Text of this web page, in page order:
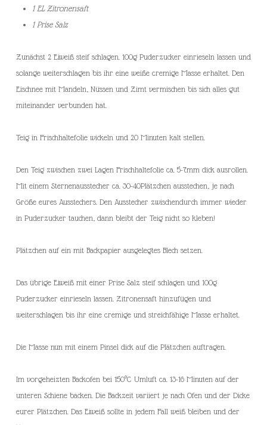
1 EL Zitronensaft
1 Prise Salz
Zunächst 2 Eiweiß steif schlagen. 100g Puderzucker einrieseln lassen und
solange weiterschlagen bis ihr eine weiße cremige Masse erhaltet. Den
Eischnee mit Mandeln, Nüssen und Zimt vermischen bis sich alles gut
miteinander verbunden hat.
Teig in Frischhaltefolie wickeln und 20 Minuten kalt stellen.
Den Teig zwischen zwei Lagen Frischhaltefolie ca. 5-7mm dick ausrollen.
Mit einem Sternenausstecher ca. 30-40Plätzchen ausstechen, je nach
Größe eures Ausstechers. Den Ausstecher zwischendurch immer wieder
in Puderzucker tauchen, dann bleibt der Teig nicht so kleben!
Plätzchen auf ein mit Backpapier ausgelegtes Blech setzen.
Das übrige Eiweiß mit einer Prise Salz steif schlagen und 100g
Puderzucker einrieseln lassen. Zitronensaft hinzufügen und
weiterschlagen bis ihr eine cremige und streichfähige Masse erhaltet.
Die Masse nun mit einem Pinsel dick auf die Plätzchen auftragen.
Im vorgeheizten Backofen bei 150°C Umluft ca. 13-16 Minuten auf der
unteren Schiene backen. Die Backzeit variiert je nach Ofen und der Dicke
eurer Plätzchen. Das Eiweiß sollte in jedem Fall weiß bleiben und der